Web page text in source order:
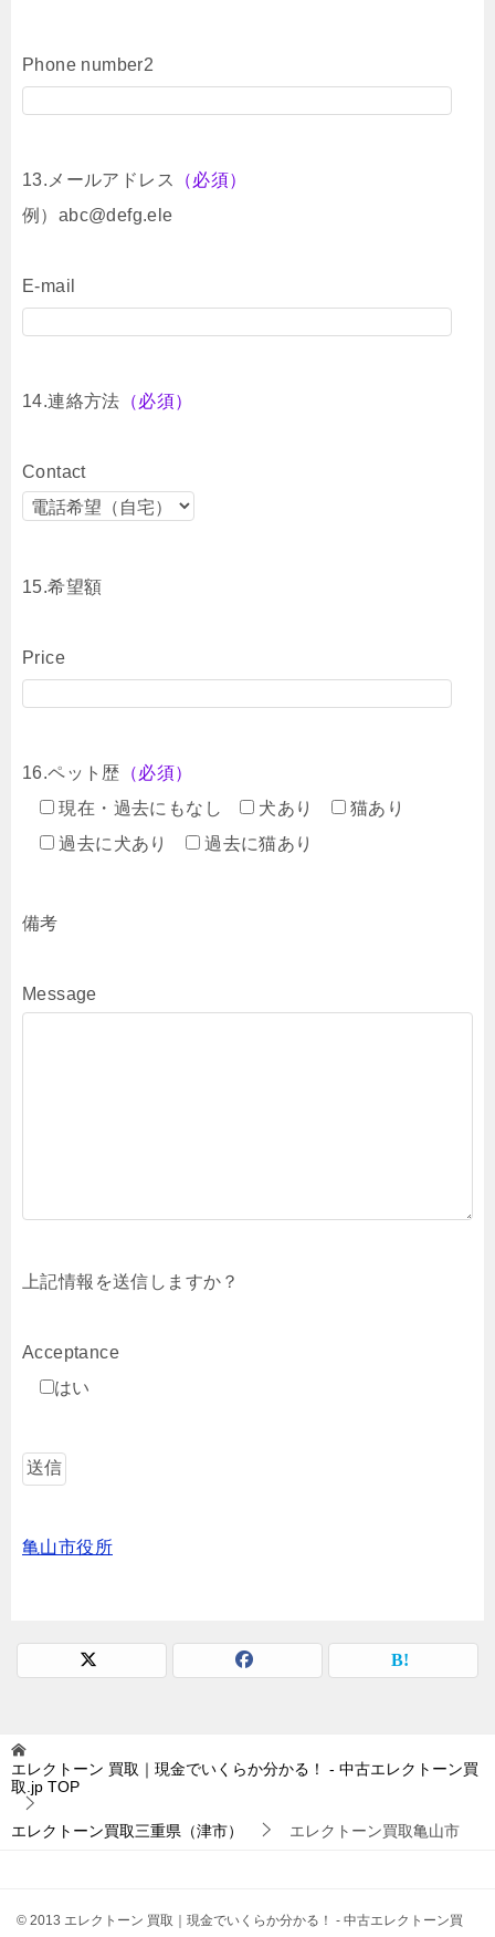
Phone number2
13.メールアドレス
（必須）
例）abc@defg.ele
E-mail
14.連絡方法 （必須）
Contact
15.希望額
Price
16.ペット歴 （必須）
現在・過去にもなし
犬あり
猫あり
過去に犬あり
過去に猫あり
備考
Message
上記情報を送信しますか？
Acceptance
はい
亀山市役所
エレクトーン 買取｜現金でいくらか分かる！ - 中古エレクトーン買
取.jp TOP
エレクトーン買取三重県（津市） エレクトーン買取亀山市
© 2013 エレクトーン 買取｜現金でいくらか分かる！ - 中古エレクトーン買